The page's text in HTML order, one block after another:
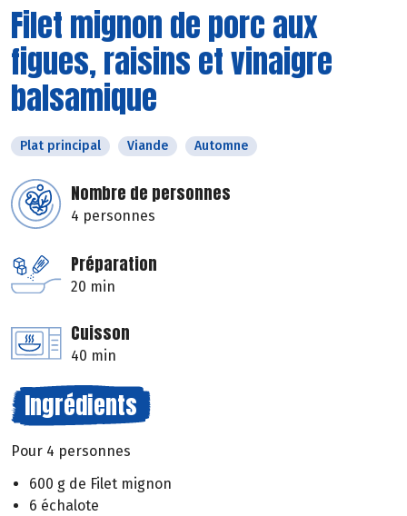
Filet mignon de porc aux
figues, raisins et vinaigre
balsamique
Plat principal Viande Automne
Nombre de personnes
4 personnes
Préparation
20 min
Cuisson
40 min
Ingrédients
Pour 4 personnes
600 g de Filet mignon
6 échalote